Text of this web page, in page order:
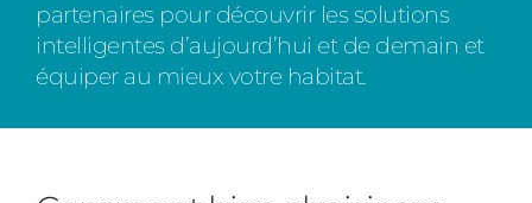
partenaires pour découvrir les solutions
intelligentes d’aujourd’hui et de demain et
équiper au mieux votre habitat.